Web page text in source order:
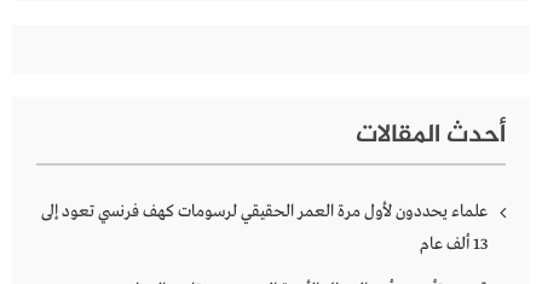
أحدث المقالات
علماء يحددون لأول مرة العمر الحقيقي لرسومات كهف فرنسي تعود إلى
13 ألف عام